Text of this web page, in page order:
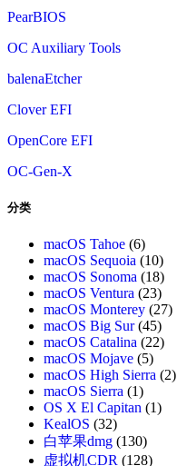
PearBIOS
OC Auxiliary Tools
balenaEtcher
Clover EFI
OpenCore EFI
OC-Gen-X
分类
macOS Tahoe (6)
macOS Sequoia (10)
macOS Sonoma (18)
macOS Ventura (23)
macOS Monterey (27)
macOS Big Sur(45)
macOS Catalina (22)
macOS Mojave (5)
macOS High Sierra (2)
macOS Sierra (1)
OS X El Capitan (1)
KealOS (32)
白苹果dmg (130)
虚拟机CDR (128)